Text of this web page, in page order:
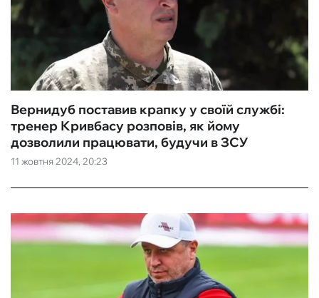
11 жовтня 2024, 20:23
Вернидуб поставив крапку у своїй службі:
тренер Кривбасу розповів, як йому
дозволили працювати, будучи в ЗСУ